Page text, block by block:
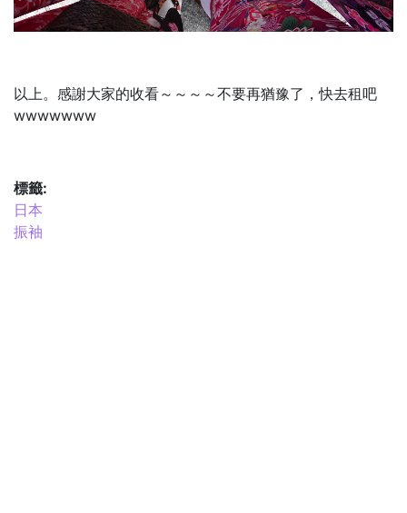
以上。感謝大家的收看～～～～不要再猶豫了，快去租吧
wwwwwww
標籤:
日本
振袖